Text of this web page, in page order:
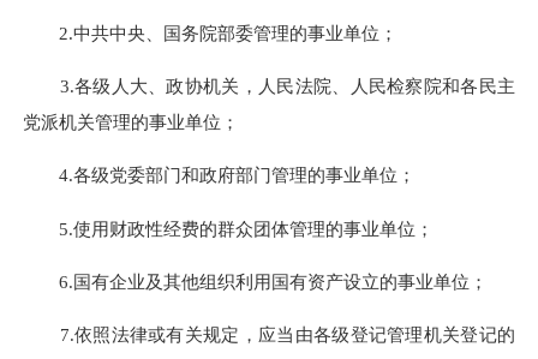
2.中共中央、国务院部委管理的事业单位；
3.各级人大、政协机关，人民法院、人民检察院和各民主
党派机关管理的事业单位；
4.各级党委部门和政府部门管理的事业单位；
5.使用财政性经费的群众团体管理的事业单位；
6.国有企业及其他组织利用国有资产设立的事业单位；
7.依照法律或有关规定，应当由各级登记管理机关登记的